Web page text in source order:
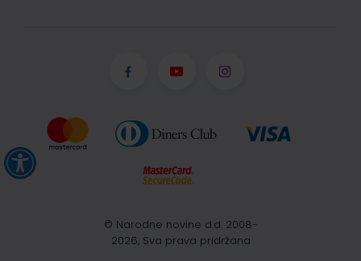
© Narodne novine d.d. 2008-
2026, Sva prava pridržana